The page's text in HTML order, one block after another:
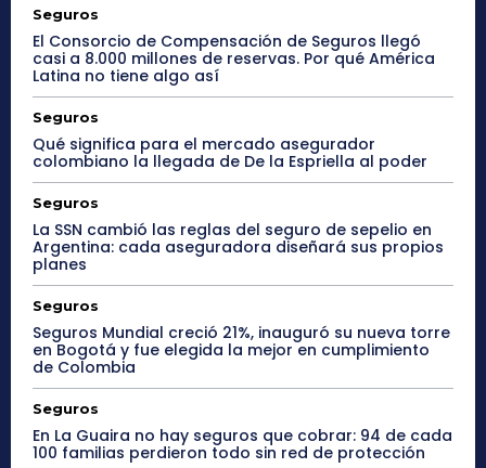
Seguros
El Consorcio de Compensación de Seguros llegó
casi a 8.000 millones de reservas. Por qué América
Latina no tiene algo así
Seguros
Qué significa para el mercado asegurador
colombiano la llegada de De la Espriella al poder
Seguros
La SSN cambió las reglas del seguro de sepelio en
Argentina: cada aseguradora diseñará sus propios
planes
Seguros
Seguros Mundial creció 21%, inauguró su nueva torre
en Bogotá y fue elegida la mejor en cumplimiento
de Colombia
Seguros
En La Guaira no hay seguros que cobrar: 94 de cada
100 familias perdieron todo sin red de protección